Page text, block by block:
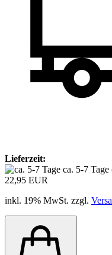
Lieferzeit:
ca. 5-7 Tage
22,95 EUR
inkl. 19% MwSt. zzgl.